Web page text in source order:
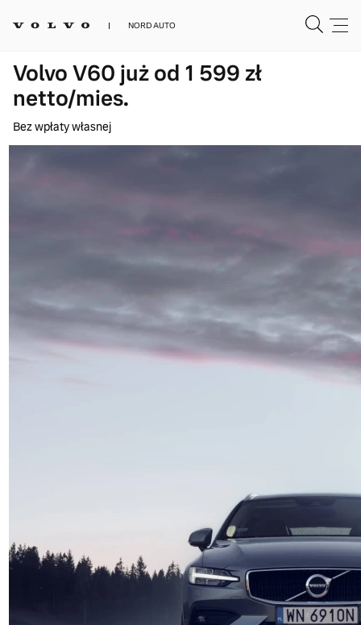
NORD AUTO
Volvo V60 już od 1 599 zł
netto/mies.
Bez wpłaty własnej